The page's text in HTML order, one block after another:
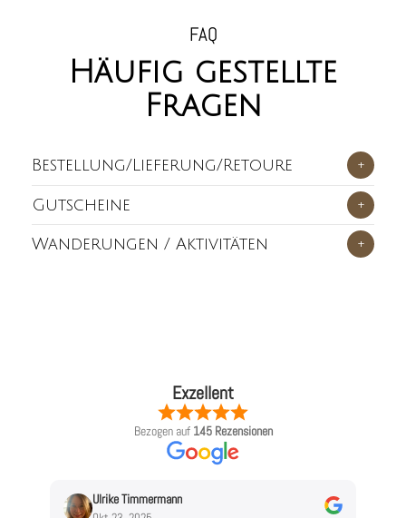
FAQ
Häufig gestellte
Fragen
Bestellung/Lieferung/Retoure +
Gutscheine +
Wanderungen / Aktivitäten +
Exzellent
Bezogen auf 145 Rezensionen
Ulrike Timmermann